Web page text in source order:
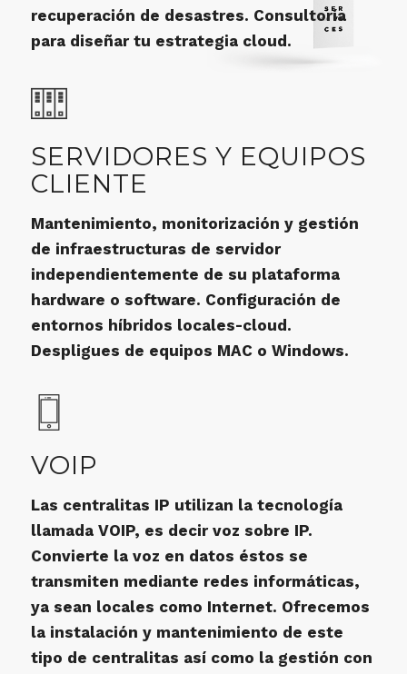
recuperación de desastres. Consultoría
para diseñar tu estrategia cloud.
SERVIDORES Y EQUIPOS
CLIENTE
Mantenimiento, monitorización y gestión
de infraestructuras de servidor
independientemente de su plataforma
hardware o software. Configuración de
entornos híbridos locales-cloud.
Despligues de equipos MAC o Windows.
VOIP
Las centralitas IP utilizan la tecnología
llamada VOIP, es decir voz sobre IP.
Convierte la voz en datos éstos se
transmiten mediante redes informáticas,
ya sean locales como Internet. Ofrecemos
la instalación y mantenimiento de este
tipo de centralitas así como la gestión con